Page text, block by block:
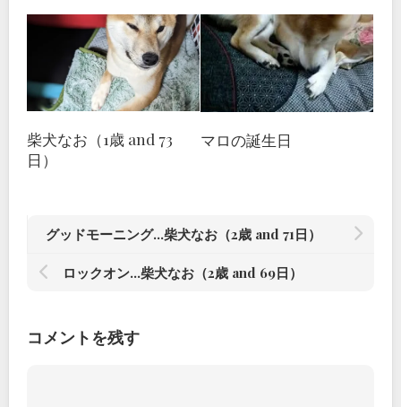
柴犬なお（1歳 and 73
日）
マロの誕生日
グッドモーニング…柴犬なお（2歳 and 71日）
ロックオン…柴犬なお（2歳 and 69日）
コメントを残す